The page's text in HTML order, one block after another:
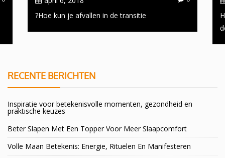
Hoe kun je afvallen in de transitie?
RECENTE BERICHTEN
Inspiratie voor betekenisvolle momenten, gezondheid en
praktische keuzes
Beter Slapen Met Een Topper Voor Meer Slaapcomfort
Volle Maan Betekenis: Energie, Rituelen En Manifesteren